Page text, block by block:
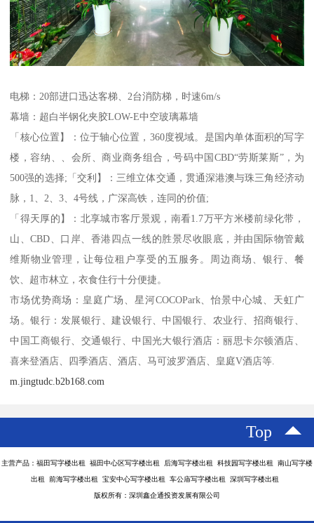
电梯：20部进口迅达客梯、2台消防梯，时速6m/s
幕墙：超白半钢化夹胶LOW-E中空玻璃幕墙
「核心位置】：位于轴心位置，360度视域。是国内单体面积的写字
楼，容纳、、会所、商业商务组合，号码中国CBD“劳斯莱斯”，为
500强的选择;「交利】：三维立体交通，贯通深港澳与珠三角经济动
脉，1、2、3、4号线，广深高铁，连同的价值;
「得天厚的】：北享城市客厅景观，南看1.7万平方米楼前绿化带，
山、CBD、口岸、香港四点一线的胜景尽收眼底，并由国际物管戴
维斯物业管理，让每位租户享受的五服务。周边商场、银行、餐
饮、超市林立，衣食住行十分便捷。
市场优势商场：皇庭广场、星河COCOPark、怡景中心城、天虹广
场。银行：发展银行、建设银行、中国银行、农业行、招商银行、
中国工商银行、交通银行、中国光大银行酒店：丽思卡尔顿酒店、
喜来登酒店、四季酒店、酒店、马可波罗酒店、皇庭V酒店等.
m.jingtudc.b2b168.com
Top
主营产品：福田写字楼出租 福田中心区写字楼出租 后海写字楼出租 科技园写字楼出租 南山写字楼
出租 前海写字楼出租 宝安中心写字楼出租 车公庙写字楼出租 深圳写字楼出租
版权所有：深圳鑫企通投资发展有限公司